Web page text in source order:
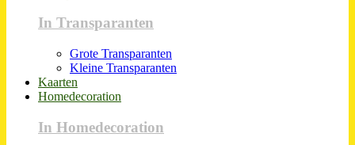
In Transparanten
Grote Transparanten
Kleine Transparanten
Kaarten
Homedecoration
In Homedecoration